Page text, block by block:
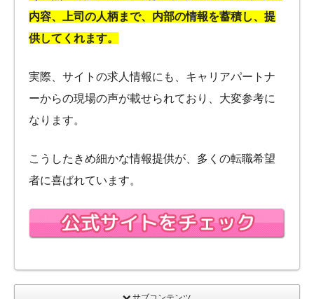
内容、上司の人柄まで、内部の情報を蓄積し、提
供してくれます。
実際、サイトの求人情報にも、キャリアパートナ
ーからの現場の声が載せられており、大変参考に
なります。
こうしたきめ細かな情報提供が、多くの転職希望
者に喜ばれています。